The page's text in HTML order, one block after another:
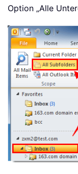
Option „Alle